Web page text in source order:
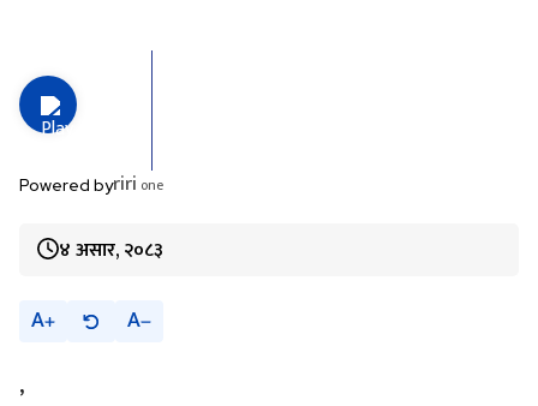
Powered byriri one
४ असार, २०८३
A A
,